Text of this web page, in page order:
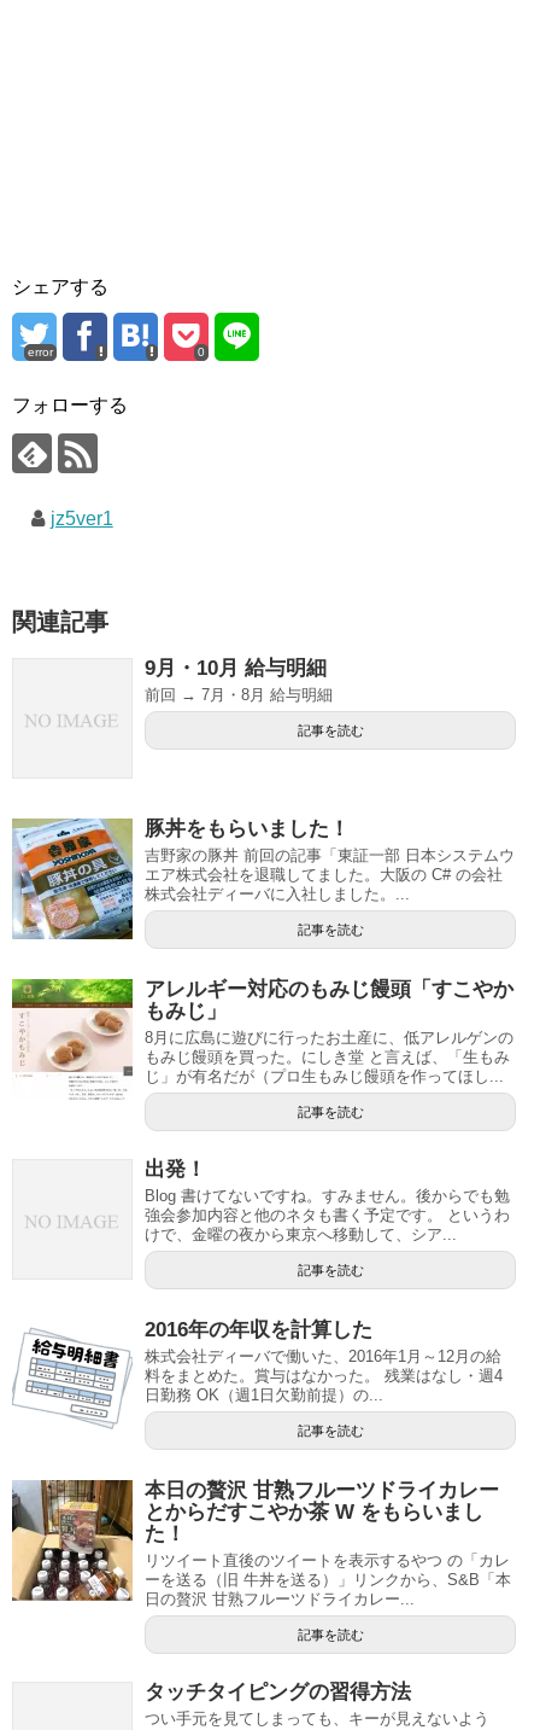
シェアする
error 0
フォローする
jz5ver1
関連記事
9月・10月 給与明細
前回 → 7月・8月 給与明細
記事を読む
豚丼をもらいました！
吉野家の豚丼 前回の記事「東証一部 日本システムウ
エア株式会社を退職してました。大阪の C# の会社
株式会社ディーバに入社しました。...
記事を読む
アレルギー対応のもみじ饅頭「すこやか
もみじ」
8月に広島に遊びに行ったお土産に、低アレルゲンの
もみじ饅頭を買った。にしき堂 と言えば、「生もみ
じ」が有名だが（プロ生もみじ饅頭を作ってほし...
記事を読む
出発！
Blog 書けてないですね。すみません。後からでも勉
強会参加内容と他のネタも書く予定です。 というわ
けで、金曜の夜から東京へ移動して、シア...
記事を読む
2016年の年収を計算した
株式会社ディーバで働いた、2016年1月～12月の給
料をまとめた。賞与はなかった。 残業はなし・週4
日勤務 OK（週1日欠勤前提）の...
記事を読む
本日の贅沢 甘熟フルーツドライカレー
とからだすこやか茶 W をもらいまし
た！
リツイート直後のツイートを表示するやつ の「カレ
ーを送る（旧 牛丼を送る）」リンクから、S&B「本
日の贅沢 甘熟フルーツドライカレー...
記事を読む
タッチタイピングの習得方法
つい手元を見てしまっても、キーが見えないよう